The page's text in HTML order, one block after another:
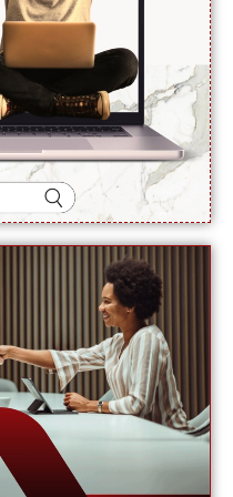
سے
انکار کر
دیا